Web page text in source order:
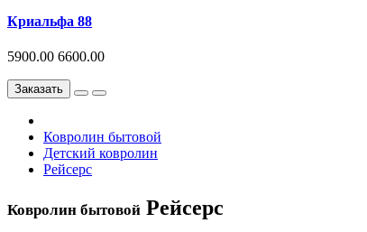
Криальфа 88
5900.00 6600.00
Заказать
Ковролин бытовой
Детский ковролин
Рейсерс
Ковролин бытовой Рейсерс